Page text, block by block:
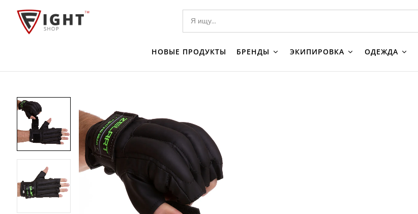
НОВЫЕ ПРОДУКТЫ БРЕНДЫ ЭКИПИРОВКА ОДЕЖДА